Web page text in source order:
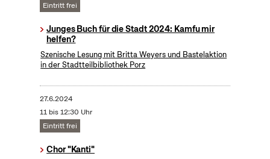
Eintritt frei
Junges Buch für die Stadt 2024: Kamfu mir
helfen?
Szenische Lesung mit Britta Weyers und Bastelaktion
in der Stadtteilbibliothek Porz
27.6.2024
11 bis 12:30 Uhr
Eintritt frei
Chor "Kanti"